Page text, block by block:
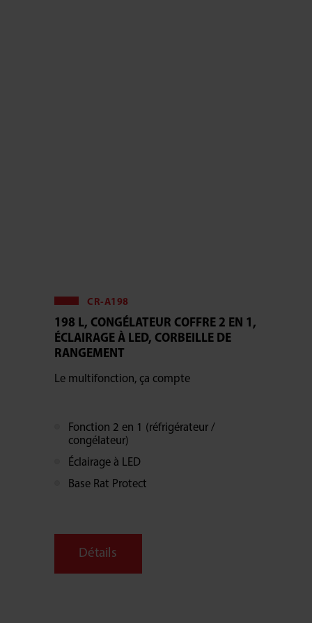
CR-A198
198 L, CONGÉLATEUR COFFRE 2 EN 1,
ÉCLAIRAGE À LED, CORBEILLE DE
RANGEMENT
Le multifonction, ça compte
Fonction 2 en 1 (réfrigérateur /
congélateur)
Éclairage à LED
Base Rat Protect
Détails